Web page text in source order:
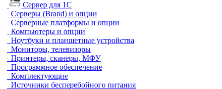
Сервер для 1С
Серверы (Brand) и опции
Серверные платформы и опции
Компьютеры и опции
Ноутбуки и планшетные устройства
Мониторы, телевизоры
Принтеры, сканеры, МФУ
Программное обеспечение
Комплектующие
Источники бесперебойного питания